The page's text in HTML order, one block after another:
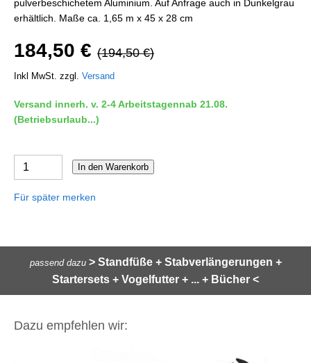
pulverbeschichetem Aluminium. Auf Anfrage auch in Dunkelgrau
erhältlich. Maße ca. 1,65 m x 45 x 28 cm
184,50 € (194,50 €)
Inkl MwSt. zzgl. Versand
Versand innerh. v. 2-4 Arbeitstagennab 21.08.
(Betriebsurlaub...)
In den Warenkorb
Für später merken
passend dazu > Standfüße + Stabverlängerungen +
Startersets + Vogelfutter + ... + Bücher <
Dazu empfehlen wir: